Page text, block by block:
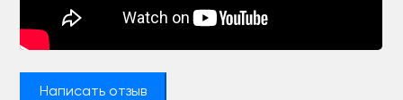
Написать отзыв